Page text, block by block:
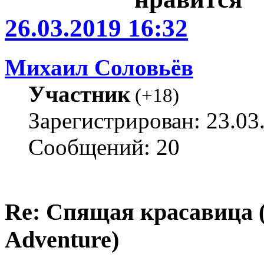
26.03.2019 16:32
Михаил Соловьёв
Участник(+18)
Зарегистрирован:
Сообщений: 20
Re: Спящая красавица
Adventure)